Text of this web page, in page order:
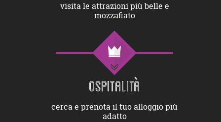
visita le attrazioni più belle e
mozzafiato
OSPITALITÀ
cerca e prenota il tuo alloggio più
adatto